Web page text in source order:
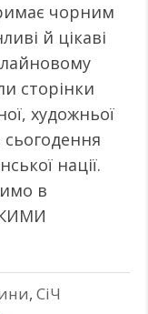
чорним
й цікаві
сторінки
художньої
нації.
в
, СіЧ